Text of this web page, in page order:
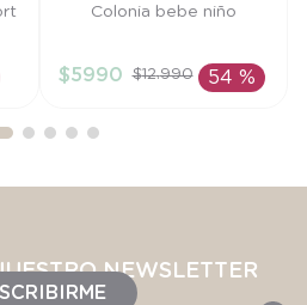
AÑADIR AL
Colonia bebe niño
$5990 $12.990 54 %
NEWSLETTER